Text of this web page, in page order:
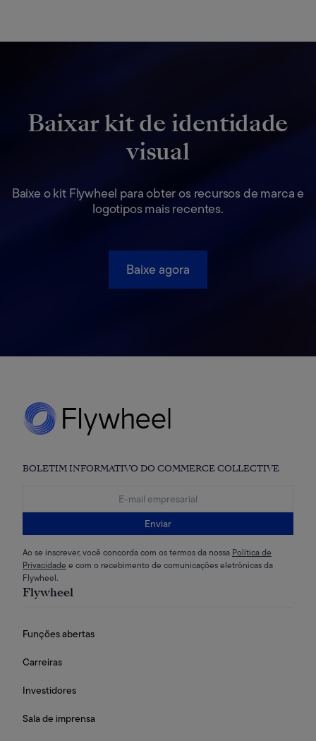
Baixar kit de identidade
visual
Baixe o kit Flywheel para obter os recursos de marca e
logotipos mais recentes.
Baixe agora
BOLETIM INFORMATIVO DO COMMERCE COLLECTIVE
Enviar
Ao se inscrever, você concorda com os termos da nossa Política de
Privacidade e com o recebimento de comunicações eletrônicas da
Flywheel.
Flywheel
Funções abertas
Carreiras
Investidores
Sala de imprensa